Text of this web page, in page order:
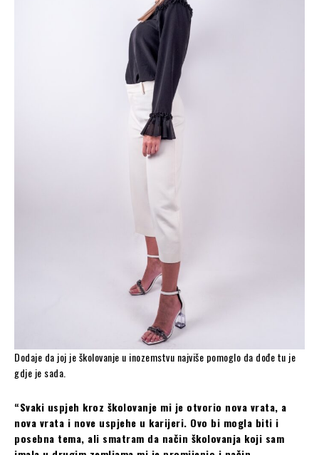
Dodaje da joj je školovanje u inozemstvu najviše pomoglo da dođe tu je
gdje je sada.
“Svaki uspjeh kroz školovanje mi je otvorio nova vrata, a
nova vrata i nove uspjehe u karijeri. Ovo bi mogla biti i
posebna tema, ali smatram da način školovanja koji sam